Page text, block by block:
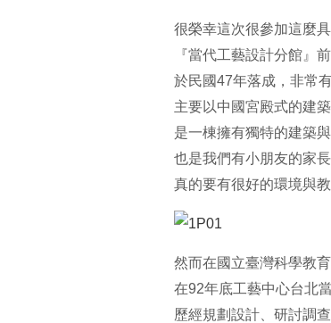
很榮幸這次很參加這麼
『當代工藝設計分館』
於民國47年落成，非常
主要以中國宮殿式的建
是一棟擁有獨特的建築
也是我們有小朋友的家
真的要有很好的環境與
然而在國立臺灣科學教
在92年底工藝中心台北
歷經規劃設計、研討調